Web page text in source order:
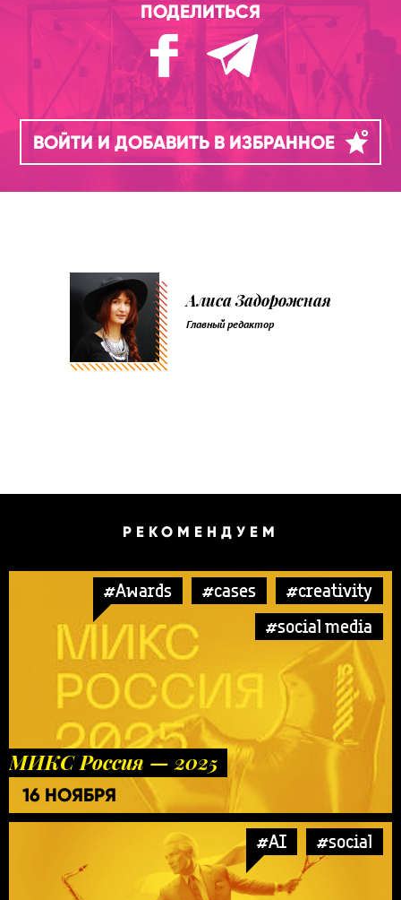
ПОДЕЛИТЬСЯ
ВОЙТИ И ДОБАВИТЬ В ИЗБРАННОЕ
Алиса Задорожная
Главный редактор
РЕКОМЕНДУЕМ
#Awards #cases
#creativity
#social media
МИКС Россия — 2025
16 НОЯБРЯ
#AI #social